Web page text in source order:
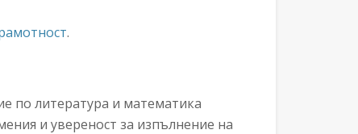
.
по литература и математика
и увереност за изпълнение на